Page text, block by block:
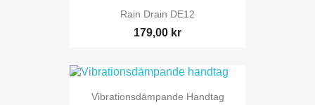
Rain Drain DE12
179,00 kr
Vibrationsdämpande Handtag